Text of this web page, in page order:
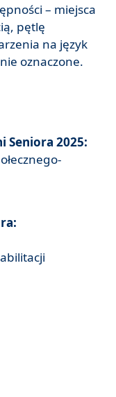
– miejsca
pętlę
na język
oznaczone.
Seniora 2025: